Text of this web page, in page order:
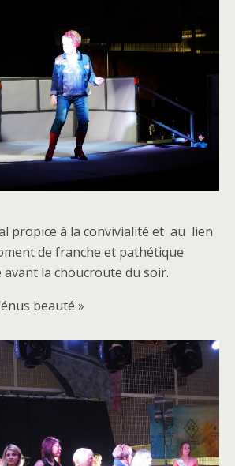
propice à la convivialité et au lien
de franche et pathétique
la choucroute du soir.
beauté »